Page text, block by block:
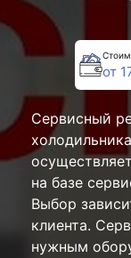
от
Сервисный
на базе
Выбор
клиента.
нужным